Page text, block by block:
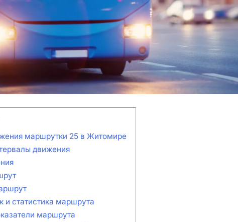
маршрутки 25 в Житомире
движения
и статистика маршрута
маршрута